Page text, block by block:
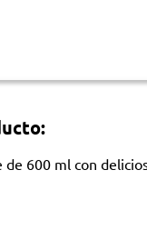
de 600 ml con